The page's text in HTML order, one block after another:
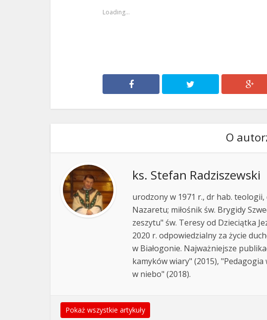
Loading...
O
ks. Stefan Radziszewski
urodzony w 1971 r., dr hab.
Nazaretu; miłośnik św. Brygidy
zeszytu" św. Teresy od Dzieciątka
2020 r. odpowiedzialny za życie
w Białogonie. Najważniejsze
kamyków wiary" (2015),
w niebo" (2018).
Pokaż wszystkie artykuły